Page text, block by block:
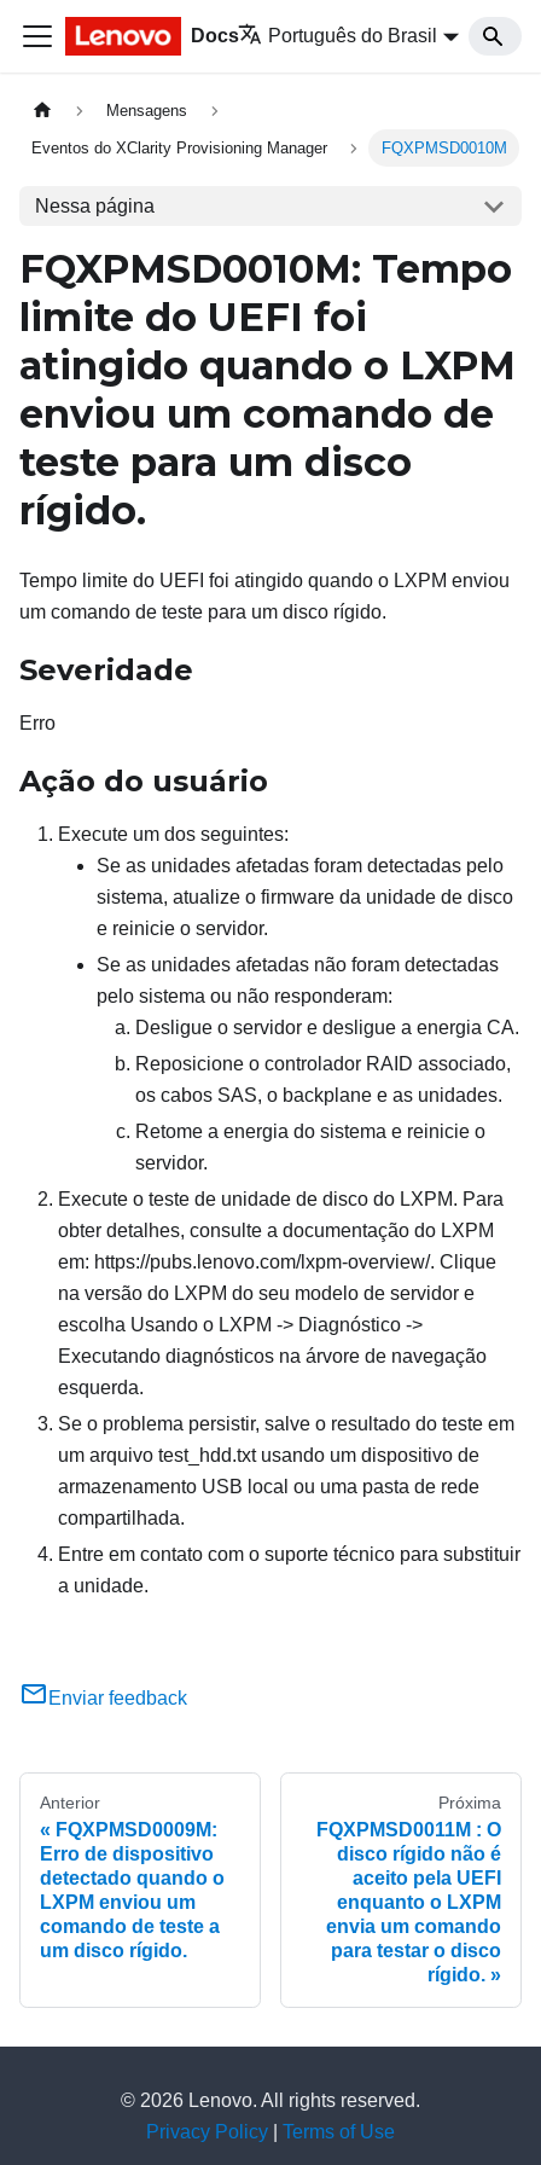
Docs Português do Brasil
Mensagens
Eventos do XClarity Provisioning Manager FQXPMSD0010M
Nessa página
FQXPMSD0010M: Tempo
limite do UEFI foi
atingido quando o LXPM
enviou um comando de
teste para um disco
rígido.
Tempo limite do UEFI foi atingido quando o LXPM enviou
um comando de teste para um disco rígido.
Severidade
Erro
Ação do usuário
Execute um dos seguintes:
Se as unidades afetadas foram detectadas pelo
sistema, atualize o firmware da unidade de disco
e reinicie o servidor.
Se as unidades afetadas não foram detectadas
pelo sistema ou não responderam:
Desligue o servidor e desligue a energia CA.
Reposicione o controlador RAID associado,
os cabos SAS, o backplane e as unidades.
Retome a energia do sistema e reinicie o
servidor.
Execute o teste de unidade de disco do LXPM. Para
obter detalhes, consulte a documentação do LXPM
em: https://pubs.lenovo.com/lxpm-overview/. Clique
na versão do LXPM do seu modelo de servidor e
escolha Usando o LXPM -> Diagnóstico ->
Executando diagnósticos na árvore de navegação
esquerda.
Se o problema persistir, salve o resultado do teste em
um arquivo test_hdd.txt usando um dispositivo de
armazenamento USB local ou uma pasta de rede
compartilhada.
Entre em contato com o suporte técnico para substituir
a unidade.
Enviar feedback
Anterior
FQXPMSD0009M:
Erro de dispositivo
detectado quando o
LXPM enviou um
comando de teste a
um disco rígido.
Próxima
FQXPMSD0011M : O
disco rígido não é
aceito pela UEFI
enquanto o LXPM
envia um comando
para testar o disco
rígido.
© 2026 Lenovo. All rights reserved.
Privacy Policy
Terms of Use